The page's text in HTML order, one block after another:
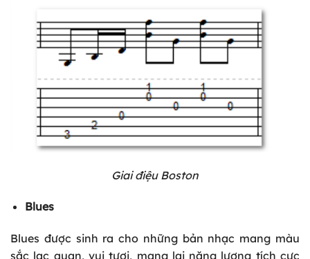
Giai điệu Boston
Blues
Blues được sinh ra cho những bản nhạc mang màu
sắc lạc quan, vui tươi, mang lại năng lượng tích cực